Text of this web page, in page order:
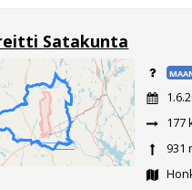
Satakunta
177
931